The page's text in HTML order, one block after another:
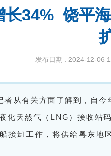
长34% 饶平
发布日期 : 2024-12-06
者从有关方面了解到，自
化天然气（LNG）接收站
接卸工作，将供给粤东地